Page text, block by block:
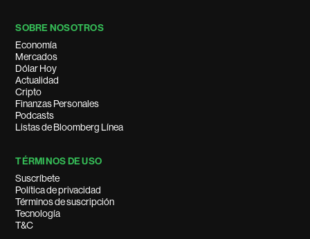
SOBRE NOSOTROS
Economía
Mercados
Dólar Hoy
Actualidad
Cripto
Finanzas Personales
Podcasts
Listas de Bloomberg Línea
TÉRMINOS DE USO
Suscríbete
Política de privacidad
Términos de suscripción
Tecnología
T&C